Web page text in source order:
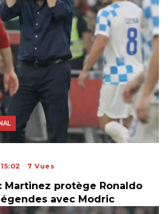
7 Vues
Martinez protège Ronaldo
avec Modric